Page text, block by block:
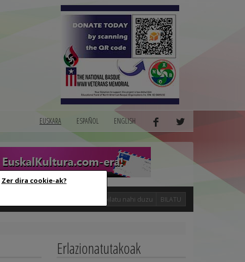
Zer dira cookie-ak?
EUSKARA ESPAÑOL ENGLISH
BILATU
Erlazionatutakoak